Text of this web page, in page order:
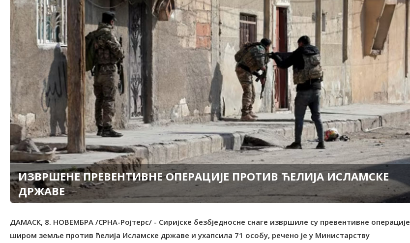
ИЗВРШЕНЕ ПРЕВЕНТИВНЕ ОПЕРАЦИЈЕ ПРОТИВ ЋЕЛИЈА ИСЛАМСКЕ
ДРЖАВЕ
ДАМАСК, 8. НОВЕМБРА /СРНА-Ројтерс/ - Сиријске безбједносне снаге извршиле су превентивне операције
широм земље против ћелија Исламске државе и ухапсила 71 особу, речено је у Министарству